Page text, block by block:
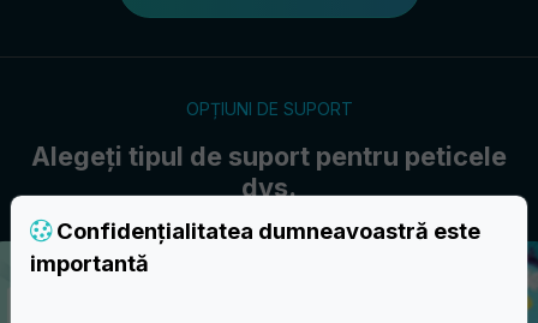
OPȚIUNI DE SUPORT
Alegeți tipul de suport pentru peticele
dvs.
Confidențialitatea dumneavoastră este
importantă